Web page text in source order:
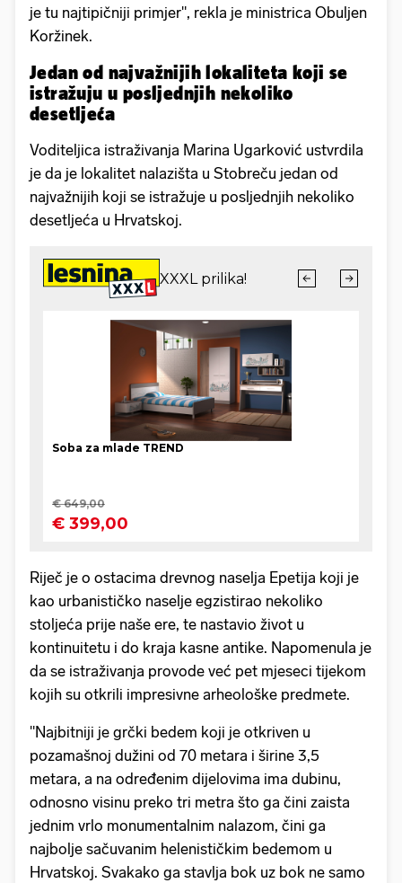
je tu najtipičniji primjer", rekla je ministrica Obuljen
Koržinek.
Jedan od najvažnijih lokaliteta koji se
istražuju u posljednjih nekoliko
desetljeća
​Voditeljica istraživanja Marina Ugarković ustvrdila
je da je lokalitet nalazišta u Stobreču jedan od
najvažnijih koji se istražuje u posljednjih nekoliko
desetljeća u Hrvatskoj.
Riječ je o ostacima drevnog naselja Epetija koji je
kao urbanističko naselje egzistirao nekoliko
stoljeća prije naše ere, te nastavio život u
kontinuitetu i do kraja kasne antike. Napomenula je
da se istraživanja provode već pet mjeseci tijekom
kojih su otkrili impresivne arheološke predmete.
"Najbitniji je grčki bedem koji je otkriven u
pozamašnoj dužini od 70 metara i širine 3,5
metara, a na određenim dijelovima ima dubinu,
odnosno visinu preko tri metra što ga čini zaista
jednim vrlo monumentalnim nalazom, čini ga
najbolje sačuvanim helenističkim bedemom u
Hrvatskoj. Svakako ga stavlja bok uz bok ne samo